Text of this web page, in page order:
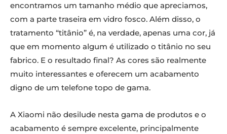
encontramos um tamanho médio que apreciamos,
com a parte traseira em vidro fosco. Além disso, o
tratamento “titânio” é, na verdade, apenas uma cor, já
que em momento algum é utilizado o titânio no seu
fabrico. E o resultado final? As cores são realmente
muito interessantes e oferecem um acabamento
digno de um telefone topo de gama.
A Xiaomi não desilude nesta gama de produtos e o
acabamento é sempre excelente, principalmente